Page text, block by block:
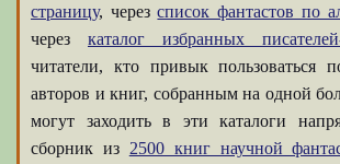
страницу, черезсписок фантастов по
через каталог избранных
читатели, кто привык пользоваться
авторов и книг, собранным на одной
могут заходить в эти каталоги
сборник из 2500 книг научной